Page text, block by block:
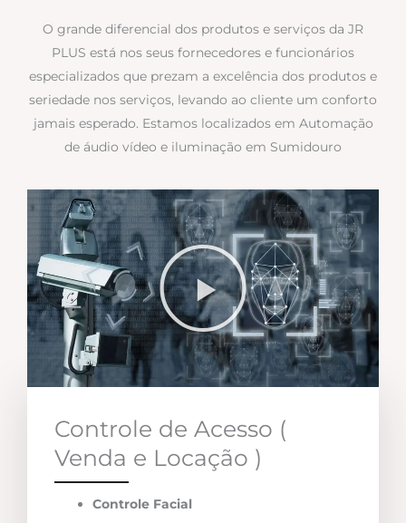
O grande diferencial dos produtos e serviços da JR
PLUS está nos seus fornecedores e funcionários
especializados que prezam a excelência dos produtos e
seriedade nos serviços, levando ao cliente um conforto
jamais esperado. Estamos localizados em Automação
de áudio vídeo e iluminação em Sumidouro
Controle de Acesso (
Venda e Locação )
Controle Facial